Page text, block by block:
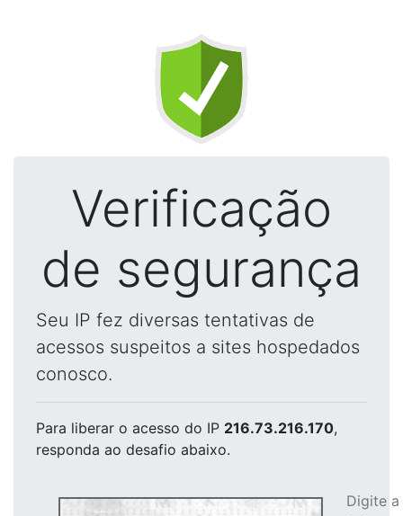
Verificação
de segurança
Seu IP fez diversas tentativas de
acessos suspeitos a sites hospedados
conosco.
Para liberar o acesso do IP 216.73.216.170,
responda ao desafio abaixo.
Digite